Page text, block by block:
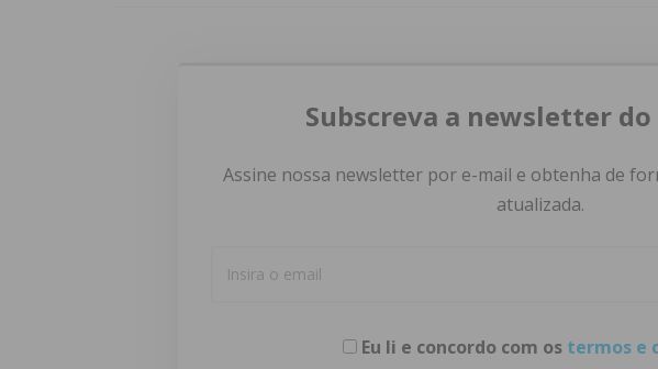
Subscreva a newsletter
Assine nossa newsletter por e-mail e obtenha de
atualizada.
Eu li e concordo com os termos e